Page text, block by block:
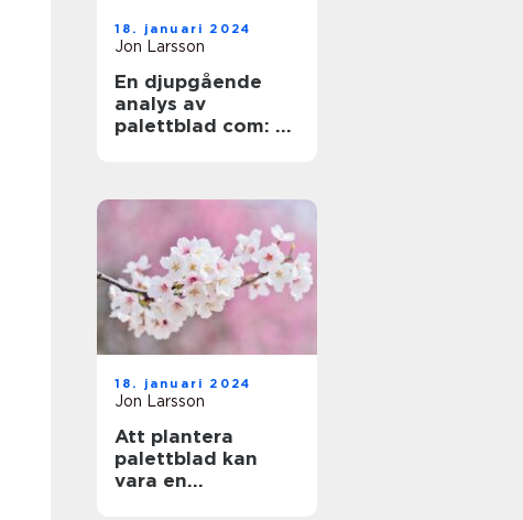
18. januari 2024
Jon Larsson
En djupgående
analys av
palettblad com: En
18. januari 2024
Jon Larsson
Att plantera
palettblad kan
vara en